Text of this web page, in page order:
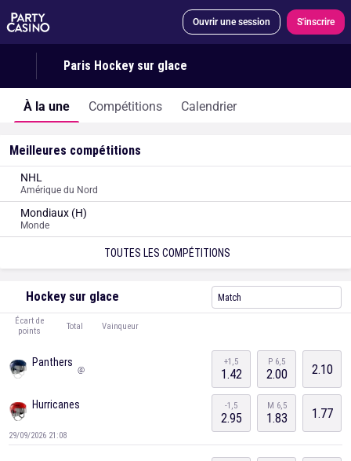
Ouvrir une session S'inscrire
Paris Hockey sur glace
À la une Compétitions Calendrier
Meilleures compétitions
NHL
Amérique du Nord
Mondiaux (H)
Monde
TOUTES LES COMPÉTITIONS
Hockey sur glace Match
Écart de
points
Total Vainqueur
Panthers
@
Hurricanes
29/09/2026 21:08
+1,5
1.42
-1,5
2.95
P 6,5
2.00
M 6,5
1.83
2.10
1.77